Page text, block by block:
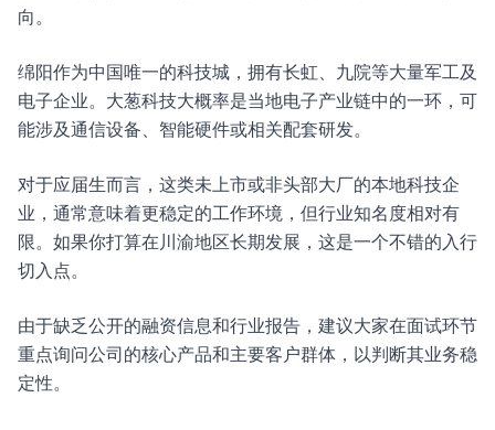
向。
绵阳作为中国唯一的科技城，拥有长虹、九院等大量军工及
电子企业。大葱科技大概率是当地电子产业链中的一环，可
能涉及通信设备、智能硬件或相关配套研发。
对于应届生而言，这类未上市或非头部大厂的本地科技企
业，通常意味着更稳定的工作环境，但行业知名度相对有
限。如果你打算在川渝地区长期发展，这是一个不错的入行
切入点。
由于缺乏公开的融资信息和行业报告，建议大家在面试环节
重点询问公司的核心产品和主要客户群体，以判断其业务稳
定性。